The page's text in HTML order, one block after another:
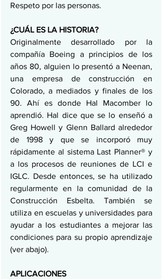
Respeto por las personas.
¿CUÁL ES LA HISTORIA?
Originalmente desarrollado por la
compañía Boeing a principios de los
años 80, alguien lo presentó a Neenan,
una empresa de construcción en
Colorado, a mediados y finales de los
90. Ahí es donde Hal Macomber lo
aprendió. Hal dice que se lo enseñó a
Greg Howell y Glenn Ballard alrededor
de 1998 y que se incorporó muy
rápidamente al sistema Last Planner® y
a los procesos de reuniones de LCI e
IGLC. Desde entonces, se ha utilizado
regularmente en la comunidad de la
Construcción Esbelta. También se
utiliza en escuelas y universidades para
ayudar a los estudiantes a mejorar las
condiciones para su propio aprendizaje
(ver abajo).
APLICACIONES